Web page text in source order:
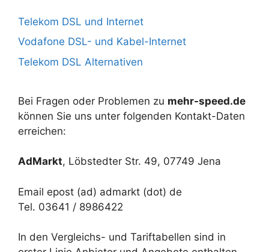
Telekom DSL und Internet
Vodafone DSL- und Kabel-Internet
Telekom DSL Alternativen
Bei Fragen oder Problemen zu mehr-speed.de
können Sie uns unter folgenden Kontakt-Daten
erreichen:
AdMarkt, Löbstedter Str. 49, 07749 Jena
Email epost (ad) admarkt (dot) de
Tel. 03641 / 8986422
In den Vergleichs- und Tariftabellen sind in